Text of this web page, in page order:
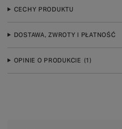
CECHY PRODUKTU
DOSTAWA, ZWROTY I PŁATNOŚĆ
OPINIE O PRODUKCIE (1)